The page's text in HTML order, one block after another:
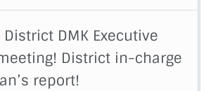
DMK Executive
District in-charge
report!